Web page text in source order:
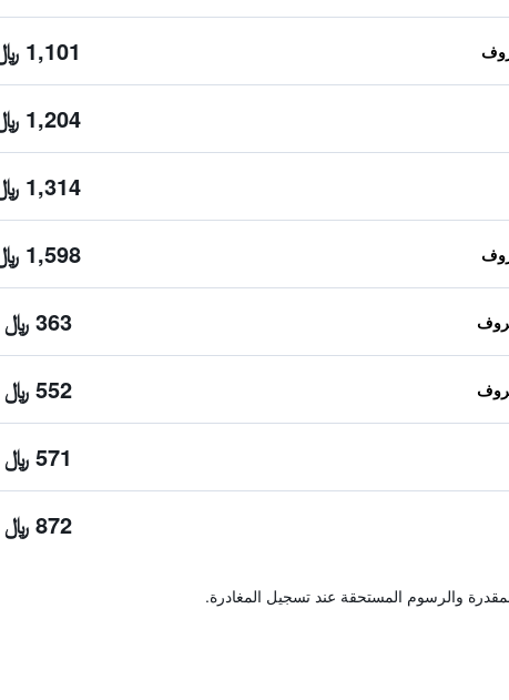
1,101 ﷼
1,204 ﷼
1,314 ﷼
1,598 ﷼
363 ﷼
552 ﷼
571 ﷼
872 ﷼
والرسوم المستحقة عند تسجيل المغادرة.